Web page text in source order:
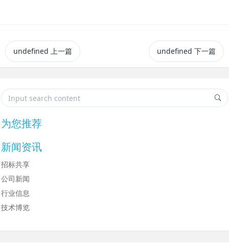
undefined 上一篇 undefined 下一篇
为您推荐
新闻资讯
招标共享
公司新闻
行业信息
技术博览